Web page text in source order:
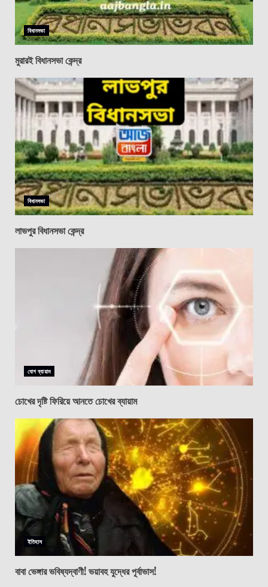
বিধানসভা
মুরারই বিধানসভা কেন্দ্র
বিধানসভা
লাভপুর বিধানসভা কেন্দ্র
যোগ ব্যায়াম
চোখের দৃষ্টি ফিরিয়ে আনতে চোখের ব্যায়াম
ইতিহাস
বাবা ভেঙ্গার ভবিষ্যদ্বাণী! ভয়াবহ যুদ্ধের পূর্বাভাস!